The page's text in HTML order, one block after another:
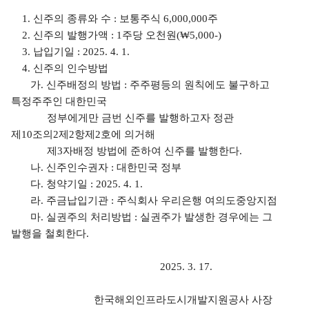
1. 신주의 종류와 수 : 보통주식 6,000,000주
2. 신주의 발행가액 : 1 주당 오천원(₩5,000-)
3. 납입기일 : 2025. 4. 1.
4. 신주의 인수방법
가. 신주배정의 방법 : 주주평등의 원칙에도 불구하고
특정주주인 대한민국
정부에게만 금번 신주를 발행하고자 정관
제 10조의 2제 2항제 2호에 의거해
제 3자배정 방법에 준하여 신주를 발행한다.
나. 신주인수권자 : 대한민국 정부
다. 청약기일 : 2025. 4. 1.
라. 주금납입기관 : 주식회사 우리은행 여의도중앙지점
마. 실권주의 처리방법 : 실권주가 발생한 경우에는 그
발행을 철회한다.
2025. 3. 17.
한국해외인프라도시개발지원공사 사장